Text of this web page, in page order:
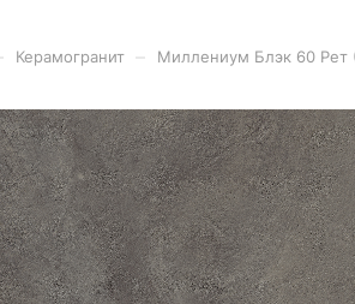
Керамогранит Миллениум Блэк 60 Рет